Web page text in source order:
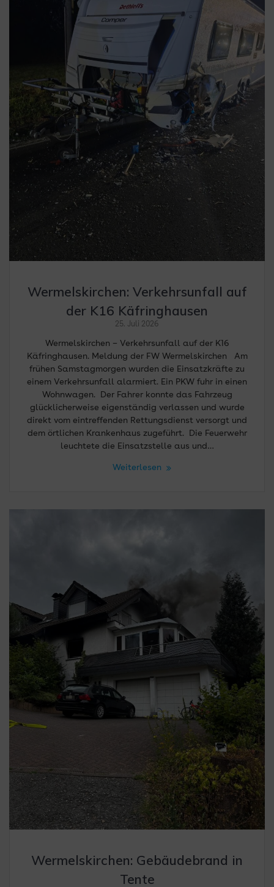
Wermelskirchen: Verkehrsunfall auf
der K16 Käfringhausen
25. Juli 2026
Wermelskirchen – Verkehrsunfall auf der K16
Käfringhausen. Meldung der FW Wermelskirchen Am
frühen Samstagmorgen wurden die Einsatzkräfte zu
einem Verkehrsunfall alarmiert. Ein PKW fuhr in einen
Wohnwagen. Der Fahrer konnte das Fahrzeug
glücklicherweise eigenständig verlassen und wurde
direkt vom eintreffenden Rettungsdienst versorgt und
dem örtlichen Krankenhaus zugeführt. Die Feuerwehr
leuchtete die Einsatzstelle aus und…
Weiterlesen
Wermelskirchen: Gebäudebrand in
Tente